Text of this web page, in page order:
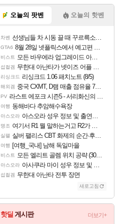
오늘의 팟벤 오늘의 핫벤
차벤 선생님들 차 시동 끌 때 꾸르륵소리나는데
GTA6 8월 28일 넷플릭스에서 예고편 공개 예정
비스트 모든 바우에라 업그레이드 아이템 획득 위치 공략 (89개)
섭컬겜 무한대 아난타가 넷이즈 어플 달력에 일정 등록
리싱크드 리싱크드 1.06 패치노트 (8/5)
해외겜 중국 CXMT, D램 매출 점유율 7%…글로벌 4위로 부상
PV 라스트 에포크 시즌5 - 서리화신의 분노 티저
여행 동해바다 추암해수욕장
아스오라 아스오라 성우 정보 및 출연작 모음
명조 여기서 R1 뭘 말하는거고 R2가 뭘말하는걸까요?
실팰 실버 팰리스 CBT 화제의 순간·후기 모음
여행 [여행_국내] 남해 독일마을
비스트 모든 엘리트 골렘 위치 공략 (30개) - 방랑 결투가
아스오라 아사쿠라 마이 성우 정보 및 주요 필모
섭컬겜 무한대 아난타 전투 장면
새로고침
핫딜 게시판 더보기+